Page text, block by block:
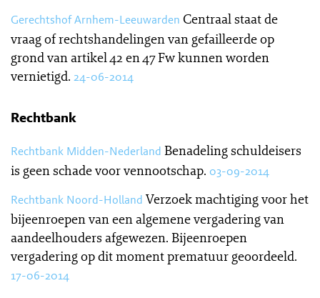
Gerechtshof Arnhem-Leeuwarden Centraal staat de
vraag of rechtshandelingen van gefailleerde op
grond van artikel 42 en 47 Fw kunnen worden
vernietigd. 24-06-2014
Rechtbank
Rechtbank Midden-Nederland Benadeling schuldeisers
is geen schade voor vennootschap. 03-09-2014
Rechtbank Noord-Holland Verzoek machtiging voor het
bijeenroepen van een algemene vergadering van
aandeelhouders afgewezen. Bijeenroepen
vergadering op dit moment prematuur geoordeeld.
17-06-2014